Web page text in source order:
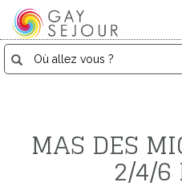
MAS DES
2/4/6